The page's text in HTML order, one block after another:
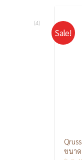
(4)
Sale!
ขนา